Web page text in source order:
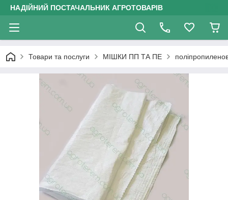
НАДІЙНИЙ ПОСТАЧАЛЬНИК АГРОТОВАРІВ
Товари та послуги МІШКИ ПП ТА ПЕ